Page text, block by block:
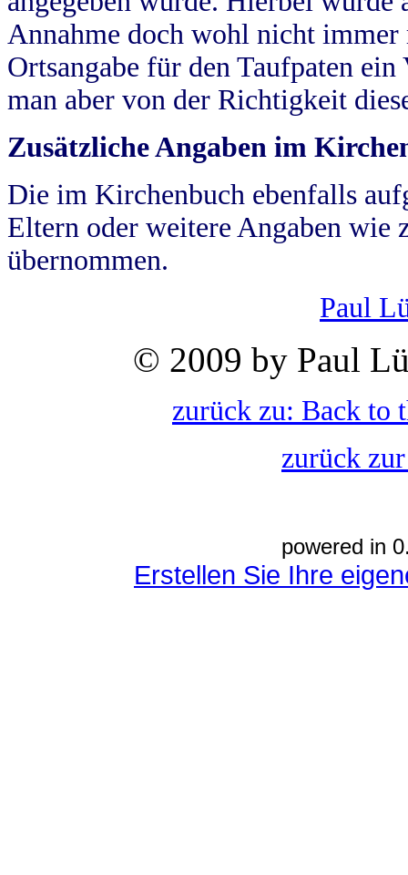
Annahme doch wohl nicht
Ortsangabe für den Taufpaten
man aber von der Richtigkeit
Zusätzliche Angaben im
Die im Kirchenbuch ebenfalls
Eltern oder weitere Angaben wie
übernommen.
Paul
© 2009 by Paul
zurück zu: Back to
zurück
powered in
Erstellen Sie Ihre